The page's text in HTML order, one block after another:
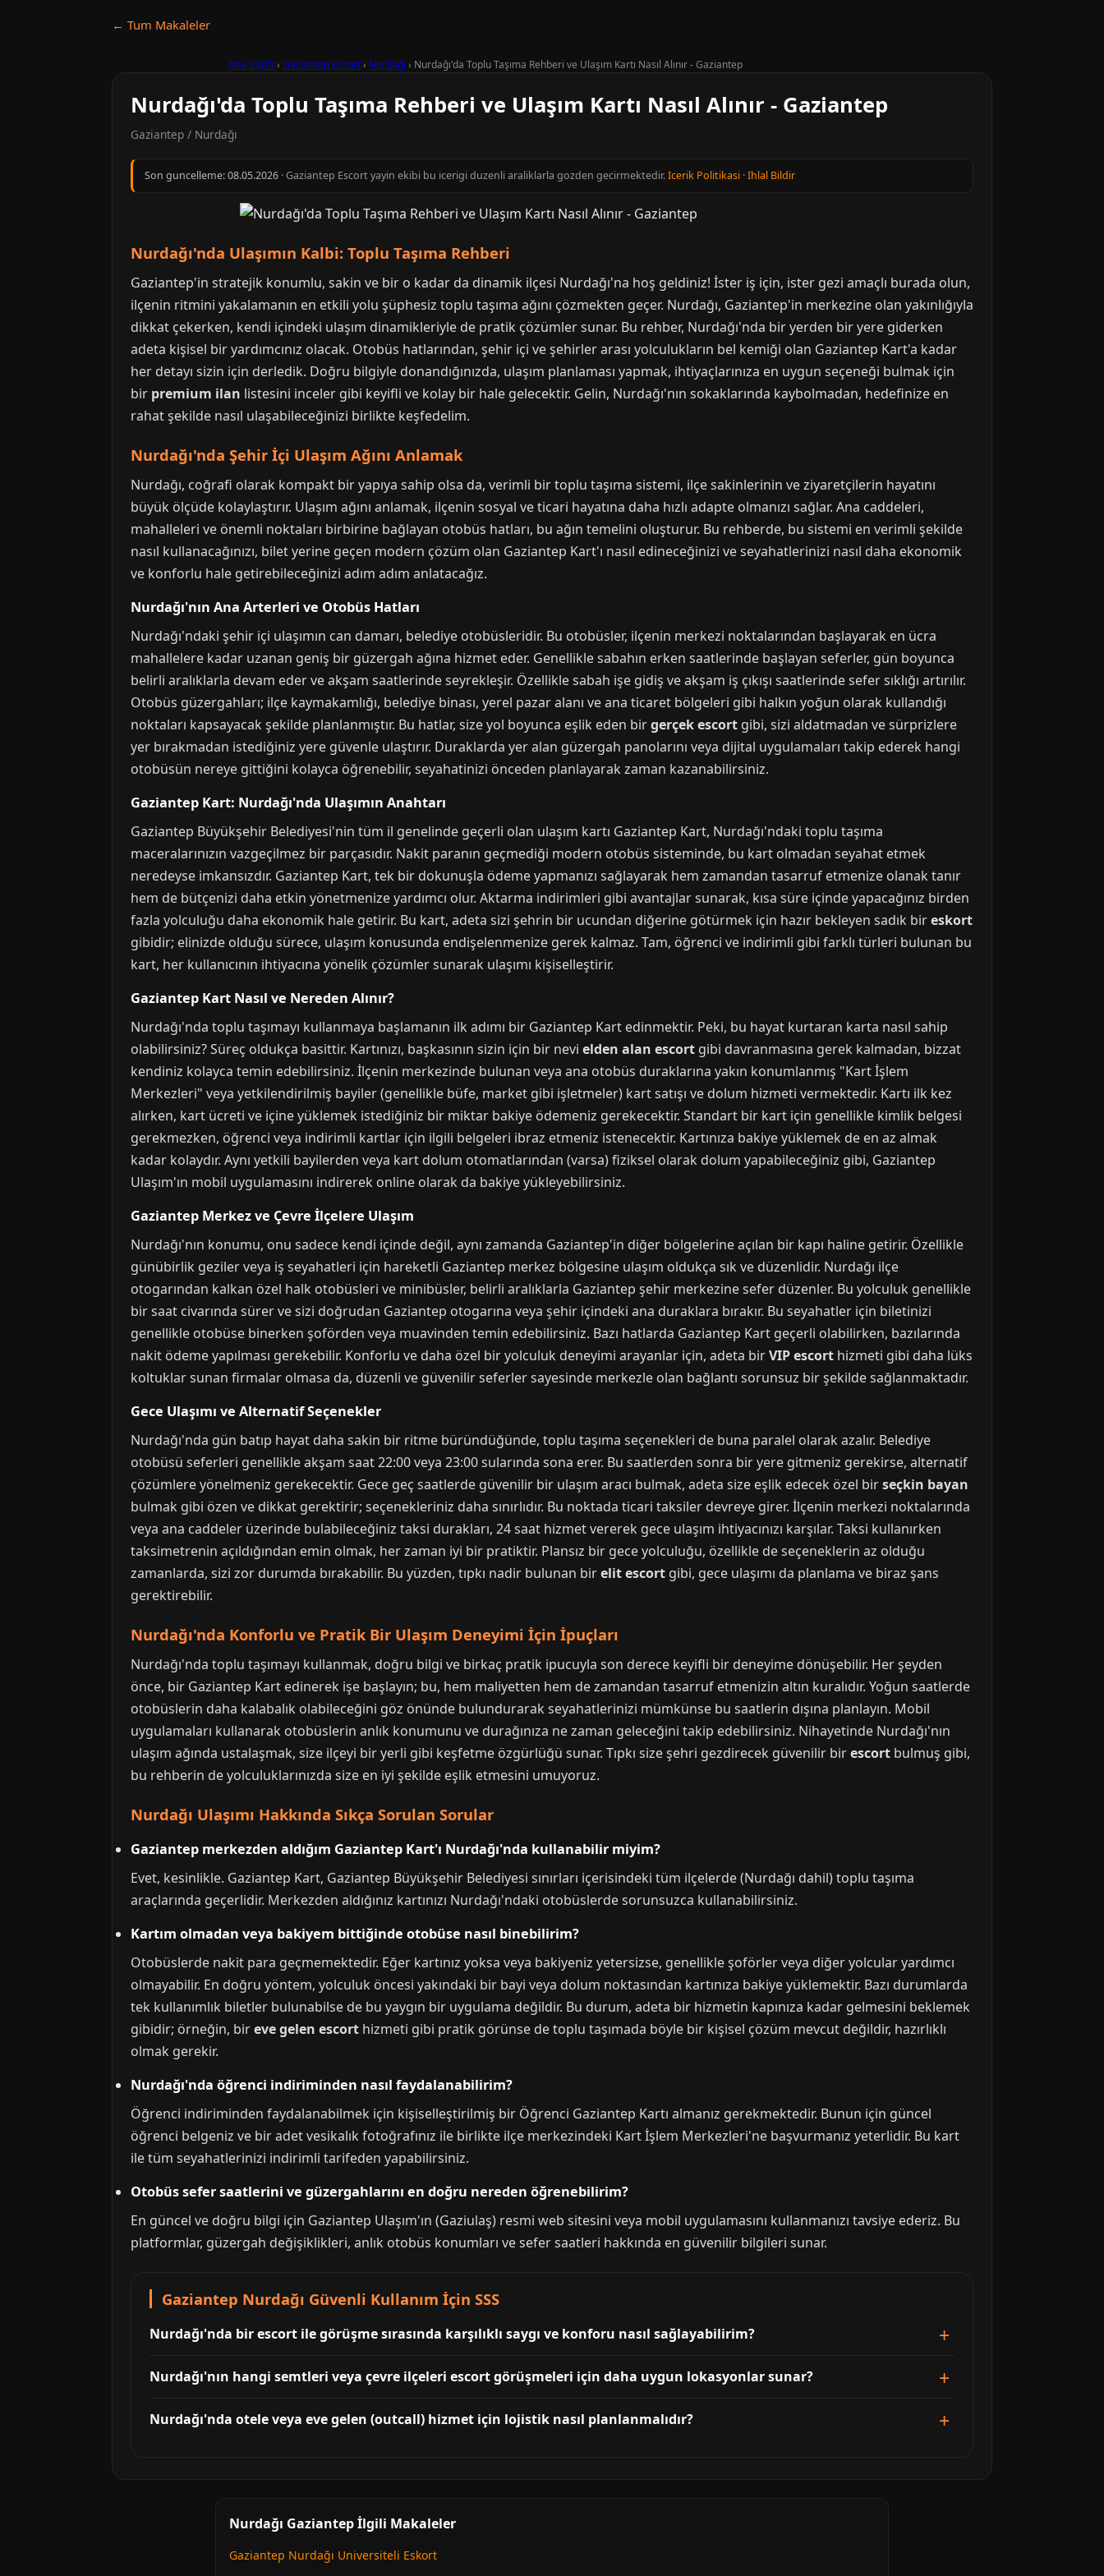
← Tum Makaleler
Ana Sayfa › Gaziantep Escort› Nurdağı › Nurdağı'da Toplu Taşıma Rehberi ve Ulaşım Kartı Nasıl Alınır - Gaziantep
Nurdağı'da Toplu Taşıma Rehberi ve Ulaşım Kartı Nasıl Alınır - Gaziantep
Gaziantep / Nurdağı
Son guncelleme:08.05.2026 · Gaziantep Escort yayin ekibi bu icerigi duzenli araliklarla gozden gecirmektedir.Icerik Politikasi ·Ihlal Bildir
Nurdağı'nda Ulaşımın Kalbi: Toplu Taşıma Rehberi
Gaziantep'in stratejik konumlu, sakin ve bir o kadar da dinamik ilçesi Nurdağı'na hoş geldiniz! İster iş için, ister gezi amaçlı burada olun,
ilçenin ritmini yakalamanın en etkili yolu şüphesiz toplu taşıma ağını çözmekten geçer. Nurdağı, Gaziantep'in merkezine olan yakınlığıyla
dikkat çekerken, kendi içindeki ulaşım dinamikleriyle de pratik çözümler sunar. Bu rehber, Nurdağı'nda bir yerden bir yere giderken
adeta kişisel bir yardımcınız olacak. Otobüs hatlarından, şehir içi ve şehirler arası yolculukların bel kemiği olan Gaziantep Kart'a kadar
her detayı sizin için derledik. Doğru bilgiyle donandığınızda, ulaşım planlaması yapmak, ihtiyaçlarınıza en uygun seçeneği bulmak için
bir premium ilan listesini inceler gibi keyifli ve kolay bir hale gelecektir. Gelin, Nurdağı'nın sokaklarında kaybolmadan, hedefinize en
rahat şekilde nasıl ulaşabileceğinizi birlikte keşfedelim.
Nurdağı'nda Şehir İçi Ulaşım Ağını Anlamak
Nurdağı, coğrafi olarak kompakt bir yapıya sahip olsa da, verimli bir toplu taşıma sistemi, ilçe sakinlerinin ve ziyaretçilerin hayatını
büyük ölçüde kolaylaştırır. Ulaşım ağını anlamak, ilçenin sosyal ve ticari hayatına daha hızlı adapte olmanızı sağlar. Ana caddeleri,
mahalleleri ve önemli noktaları birbirine bağlayan otobüs hatları, bu ağın temelini oluşturur. Bu rehberde, bu sistemi en verimli şekilde
nasıl kullanacağınızı, bilet yerine geçen modern çözüm olan Gaziantep Kart'ı nasıl edineceğinizi ve seyahatlerinizi nasıl daha ekonomik
ve konforlu hale getirebileceğinizi adım adım anlatacağız.
Nurdağı'nın Ana Arterleri ve Otobüs Hatları
Nurdağı'ndaki şehir içi ulaşımın can damarı, belediye otobüsleridir. Bu otobüsler, ilçenin merkezi noktalarından başlayarak en ücra
mahallelere kadar uzanan geniş bir güzergah ağına hizmet eder. Genellikle sabahın erken saatlerinde başlayan seferler, gün boyunca
belirli aralıklarla devam eder ve akşam saatlerinde seyrekleşir. Özellikle sabah işe gidiş ve akşam iş çıkışı saatlerinde sefer sıklığı artırılır.
Otobüs güzergahları; ilçe kaymakamlığı, belediye binası, yerel pazar alanı ve ana ticaret bölgeleri gibi halkın yoğun olarak kullandığı
noktaları kapsayacak şekilde planlanmıştır. Bu hatlar, size yol boyunca eşlik eden birgerçek escort gibi, sizi aldatmadan ve sürprizlere
yer bırakmadan istediğiniz yere güvenle ulaştırır. Duraklarda yer alan güzergah panolarını veya dijital uygulamaları takip ederek hangi
otobüsün nereye gittiğini kolayca öğrenebilir, seyahatinizi önceden planlayarak zaman kazanabilirsiniz.
Gaziantep Kart: Nurdağı'nda Ulaşımın Anahtarı
Gaziantep Büyükşehir Belediyesi'nin tüm il genelinde geçerli olan ulaşım kartı Gaziantep Kart, Nurdağı'ndaki toplu taşıma
maceralarınızın vazgeçilmez bir parçasıdır. Nakit paranın geçmediği modern otobüs sisteminde, bu kart olmadan seyahat etmek
neredeyse imkansızdır. Gaziantep Kart, tek bir dokunuşla ödeme yapmanızı sağlayarak hem zamandan tasarruf etmenize olanak tanır
hem de bütçenizi daha etkin yönetmenize yardımcı olur. Aktarma indirimleri gibi avantajlar sunarak, kısa süre içinde yapacağınız birden
fazla yolculuğu daha ekonomik hale getirir. Bu kart, adeta sizi şehrin bir ucundan diğerine götürmek için hazır bekleyen sadık bireskort
gibidir; elinizde olduğu sürece, ulaşım konusunda endişelenmenize gerek kalmaz. Tam, öğrenci ve indirimli gibi farklı türleri bulunan bu
kart, her kullanıcının ihtiyacına yönelik çözümler sunarak ulaşımı kişiselleştirir.
Gaziantep Kart Nasıl ve Nereden Alınır?
Nurdağı'nda toplu taşımayı kullanmaya başlamanın ilk adımı bir Gaziantep Kart edinmektir. Peki, bu hayat kurtaran karta nasıl sahip
olabilirsiniz? Süreç oldukça basittir. Kartınızı, başkasının sizin için bir nevi elden alan escort gibi davranmasına gerek kalmadan, bizzat
kendiniz kolayca temin edebilirsiniz. İlçenin merkezinde bulunan veya ana otobüs duraklarına yakın konumlanmış "Kart İşlem
Merkezleri" veya yetkilendirilmiş bayiler (genellikle büfe, market gibi işletmeler) kart satışı ve dolum hizmeti vermektedir. Kartı ilk kez
alırken, kart ücreti ve içine yüklemek istediğiniz bir miktar bakiye ödemeniz gerekecektir. Standart bir kart için genellikle kimlik belgesi
gerekmezken, öğrenci veya indirimli kartlar için ilgili belgeleri ibraz etmeniz istenecektir. Kartınıza bakiye yüklemek de en az almak
kadar kolaydır. Aynı yetkili bayilerden veya kart dolum otomatlarından (varsa) fiziksel olarak dolum yapabileceğiniz gibi, Gaziantep
Ulaşım'ın mobil uygulamasını indirerek online olarak da bakiye yükleyebilirsiniz.
Gaziantep Merkez ve Çevre İlçelere Ulaşım
Nurdağı'nın konumu, onu sadece kendi içinde değil, aynı zamanda Gaziantep'in diğer bölgelerine açılan bir kapı haline getirir. Özellikle
günübirlik geziler veya iş seyahatleri için hareketli Gaziantep merkez bölgesine ulaşım oldukça sık ve düzenlidir. Nurdağı ilçe
otogarından kalkan özel halk otobüsleri ve minibüsler, belirli aralıklarla Gaziantep şehir merkezine sefer düzenler. Bu yolculuk genellikle
bir saat civarında sürer ve sizi doğrudan Gaziantep otogarına veya şehir içindeki ana duraklara bırakır. Bu seyahatler için biletinizi
genellikle otobüse binerken şoförden veya muavinden temin edebilirsiniz. Bazı hatlarda Gaziantep Kart geçerli olabilirken, bazılarında
nakit ödeme yapılması gerekebilir. Konforlu ve daha özel bir yolculuk deneyimi arayanlar için, adeta birVIP escort hizmeti gibi daha lüks
koltuklar sunan firmalar olmasa da, düzenli ve güvenilir seferler sayesinde merkezle olan bağlantı sorunsuz bir şekilde sağlanmaktadır.
Gece Ulaşımı ve Alternatif Seçenekler
Nurdağı'nda gün batıp hayat daha sakin bir ritme büründüğünde, toplu taşıma seçenekleri de buna paralel olarak azalır. Belediye
otobüsü seferleri genellikle akşam saat 22:00 veya 23:00 sularında sona erer. Bu saatlerden sonra bir yere gitmeniz gerekirse, alternatif
çözümlere yönelmeniz gerekecektir. Gece geç saatlerde güvenilir bir ulaşım aracı bulmak, adeta size eşlik edecek özel birseçkin bayan
bulmak gibi özen ve dikkat gerektirir; seçenekleriniz daha sınırlıdır. Bu noktada ticari taksiler devreye girer. İlçenin merkezi noktalarında
veya ana caddeler üzerinde bulabileceğiniz taksi durakları, 24 saat hizmet vererek gece ulaşım ihtiyacınızı karşılar. Taksi kullanırken
taksimetrenin açıldığından emin olmak, her zaman iyi bir pratiktir. Plansız bir gece yolculuğu, özellikle de seçeneklerin az olduğu
zamanlarda, sizi zor durumda bırakabilir. Bu yüzden, tıpkı nadir bulunan birelit escort gibi, gece ulaşımı da planlama ve biraz şans
gerektirebilir.
Nurdağı'nda Konforlu ve Pratik Bir Ulaşım Deneyimi İçin İpuçları
Nurdağı'nda toplu taşımayı kullanmak, doğru bilgi ve birkaç pratik ipucuyla son derece keyifli bir deneyime dönüşebilir. Her şeyden
önce, bir Gaziantep Kart edinerek işe başlayın; bu, hem maliyetten hem de zamandan tasarruf etmenizin altın kuralıdır. Yoğun saatlerde
otobüslerin daha kalabalık olabileceğini göz önünde bulundurarak seyahatlerinizi mümkünse bu saatlerin dışına planlayın. Mobil
uygulamaları kullanarak otobüslerin anlık konumunu ve durağınıza ne zaman geleceğini takip edebilirsiniz. Nihayetinde Nurdağı'nın
ulaşım ağında ustalaşmak, size ilçeyi bir yerli gibi keşfetme özgürlüğü sunar. Tıpkı size şehri gezdirecek güvenilir birescort bulmuş gibi,
bu rehberin de yolculuklarınızda size en iyi şekilde eşlik etmesini umuyoruz.
Nurdağı Ulaşımı Hakkında Sıkça Sorulan Sorular
Gaziantep merkezden aldığım Gaziantep Kart'ı Nurdağı'nda kullanabilir miyim?
Evet, kesinlikle. Gaziantep Kart, Gaziantep Büyükşehir Belediyesi sınırları içerisindeki tüm ilçelerde (Nurdağı dahil) toplu taşıma
araçlarında geçerlidir. Merkezden aldığınız kartınızı Nurdağı'ndaki otobüslerde sorunsuzca kullanabilirsiniz.
Kartım olmadan veya bakiyem bittiğinde otobüse nasıl binebilirim?
Otobüslerde nakit para geçmemektedir. Eğer kartınız yoksa veya bakiyeniz yetersizse, genellikle şoförler veya diğer yolcular yardımcı
olmayabilir. En doğru yöntem, yolculuk öncesi yakındaki bir bayi veya dolum noktasından kartınıza bakiye yüklemektir. Bazı durumlarda
tek kullanımlık biletler bulunabilse de bu yaygın bir uygulama değildir. Bu durum, adeta bir hizmetin kapınıza kadar gelmesini beklemek
gibidir; örneğin, bireve gelen escort hizmeti gibi pratik görünse de toplu taşımada böyle bir kişisel çözüm mevcut değildir, hazırlıklı
olmak gerekir.
Nurdağı'nda öğrenci indiriminden nasıl faydalanabilirim?
Öğrenci indiriminden faydalanabilmek için kişiselleştirilmiş bir Öğrenci Gaziantep Kartı almanız gerekmektedir. Bunun için güncel
öğrenci belgeniz ve bir adet vesikalık fotoğrafınız ile birlikte ilçe merkezindeki Kart İşlem Merkezleri'ne başvurmanız yeterlidir. Bu kart
ile tüm seyahatlerinizi indirimli tarifeden yapabilirsiniz.
Otobüs sefer saatlerini ve güzergahlarını en doğru nereden öğrenebilirim?
En güncel ve doğru bilgi için Gaziantep Ulaşım'ın (Gaziulaş) resmi web sitesini veya mobil uygulamasını kullanmanızı tavsiye ederiz. Bu
platformlar, güzergah değişiklikleri, anlık otobüs konumları ve sefer saatleri hakkında en güvenilir bilgileri sunar.
Gaziantep Nurdağı Güvenli Kullanım İçin SSS
Nurdağı'nda bir escort ile görüşme sırasında karşılıklı saygı ve konforu nasıl sağlayabilirim?
Nurdağı'nın hangi semtleri veya çevre ilçeleri escort görüşmeleri için daha uygun lokasyonlar sunar?
Nurdağı'nda otele veya eve gelen (outcall) hizmet için lojistik nasıl planlanmalıdır?
Nurdağı Gaziantep İlgili Makaleler
Gaziantep Nurdağı Universiteli Eskort